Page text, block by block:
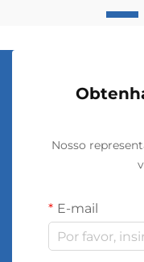
Nosso
E-mail